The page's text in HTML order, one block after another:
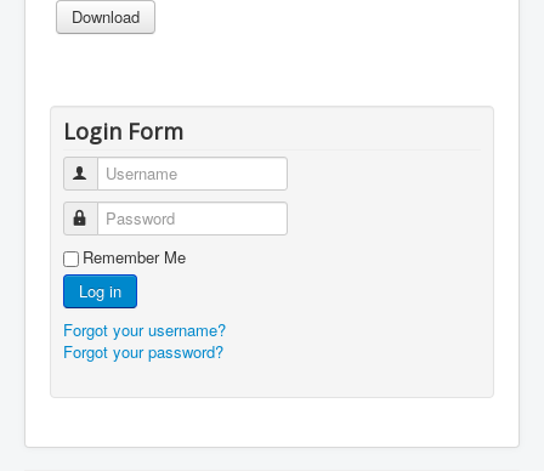
Login Form
Username
Password
Remember Me
Log in
Forgot your username?
Forgot your password?